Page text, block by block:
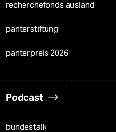
recherchefonds ausland
panterstiftung
panterpreis 2026
Podcast
bundestalk